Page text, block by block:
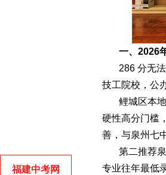
一、2026
286 分无
技工院校，公
鲤城区本
硬性高分门槛
善，与泉州七
第二推荐
专业往年最低
福建中考网